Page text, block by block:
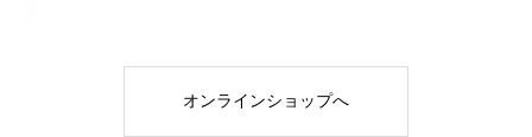
オンラインショップへ